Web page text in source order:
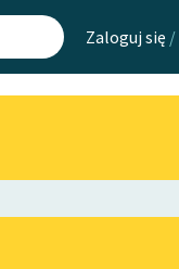
Zaloguj się /
Wolnych Lektur